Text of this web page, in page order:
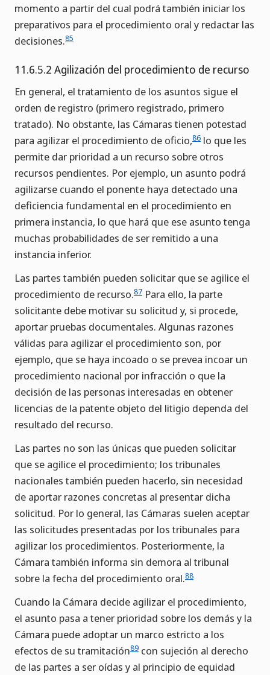
momento a partir del cual podrá también iniciar los
preparativos para el procedimiento oral y redactar las
decisiones.85
11.6.5.2 Agilización del procedimiento de recurso
En general, el tratamiento de los asuntos sigue el
orden de registro (primero registrado, primero
tratado). No obstante, las Cámaras tienen potestad
para agilizar el procedimiento de oficio,86 lo que les
permite dar prioridad a un recurso sobre otros
recursos pendientes. Por ejemplo, un asunto podrá
agilizarse cuando el ponente haya detectado una
deficiencia fundamental en el procedimiento en
primera instancia, lo que hará que ese asunto tenga
muchas probabilidades de ser remitido a una
instancia inferior.
Las partes también pueden solicitar que se agilice el
procedimiento de recurso.87 Para ello, la parte
solicitante debe motivar su solicitud y, si procede,
aportar pruebas documentales. Algunas razones
válidas para agilizar el procedimiento son, por
ejemplo, que se haya incoado o se prevea incoar un
procedimiento nacional por infracción o que la
decisión de las personas interesadas en obtener
licencias de la patente objeto del litigio dependa del
resultado del recurso.
Las partes no son las únicas que pueden solicitar
que se agilice el procedimiento; los tribunales
nacionales también pueden hacerlo, sin necesidad
de aportar razones concretas al presentar dicha
solicitud. Por lo general, las Cámaras suelen aceptar
las solicitudes presentadas por los tribunales para
agilizar los procedimientos. Posteriormente, la
Cámara también informa sin demora al tribunal
sobre la fecha del procedimiento oral.88
Cuando la Cámara decide agilizar el procedimiento,
el asunto pasa a tener prioridad sobre los demás y la
Cámara puede adoptar un marco estricto a los
efectos de su tramitación89 con sujeción al derecho
de las partes a ser oídas y al principio de equidad